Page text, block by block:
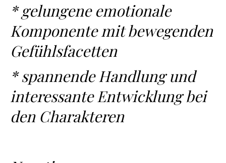
* gelungene emotionale
Komponente mit bewegenden
Gefühlsfacetten
* spannende Handlung und
interessante Entwicklung bei
den Charakteren